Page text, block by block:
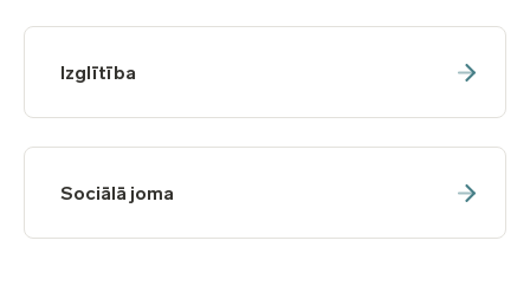
Izglītība
Sociālā joma